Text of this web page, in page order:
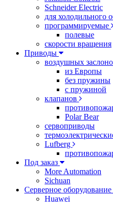
Schneider Electric
для холодильного
программируемые
полевые
скорости вращения
Приводы
воздушных
из Европы
без пружины
с пружиной
клапанов
Polar Bear
сервоприводы
Lufberg
Под заказ
More Automation
Sichuan
Серверное оборудование
Huawei